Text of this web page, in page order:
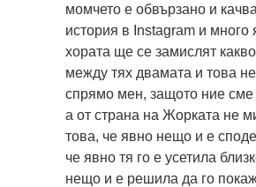
момчето е обвързано и
история в Instagram и много
хората ще се замислят
между тях двамата и това
спрямо мен, защото ние сме
а от страна на Жорката не
това, че явно нещо и е
че явно тя го е усетила
нещо и е решила да го